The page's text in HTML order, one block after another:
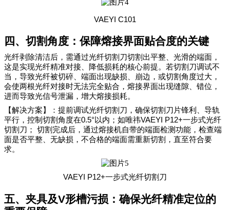
VAEYI C101
四、切割角度：保障熔接界面贴合度的关键
光纤剥除清洁后，需通过光纤切割刀切割出平整、光滑的端面，
这是实现光纤精准对接、降低损耗的核心前提。若切割刀调试不
当，导致光纤被切碎、端面出现缺损、崩边，或切割角度过大，
会使两根光纤对接时无法完全贴合，熔接界面出现缝隙、错位，
进而导致光信号泄漏，增大熔接损耗。
【解决方案】：提前调试光纤切割刀，确保切割刀片锋利、导轨
平行，控制切割角度在0.5°以内；如唯祎VAEYI P12+一步式光纤
切割刀；
切割完成后，通过熔接机自带的端面检测功能，检查端
面是否平整、无缺损，不合格的端面需重新切割，直至符合要
求。
VAEYI P12+一步式光纤切割刀
五、夹具及V形槽污损：确保光纤精准定位的